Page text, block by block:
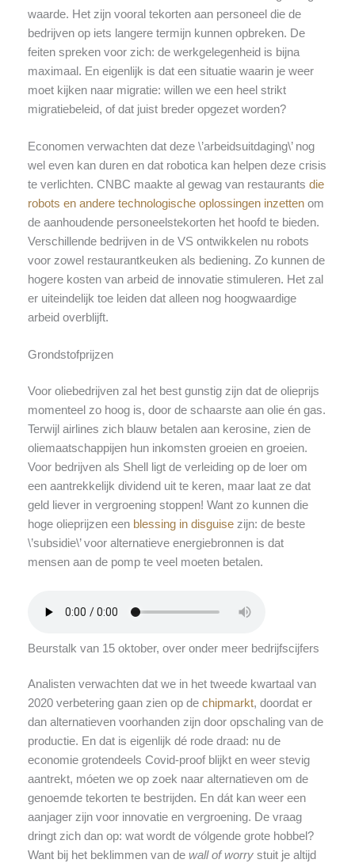
waarde. Het zijn vooral tekorten aan personeel die de
bedrijven op iets langere termijn kunnen opbreken. De
feiten spreken voor zich: de werkgelegenheid is bijna
maximaal. En eigenlijk is dat een situatie waarin je weer
moet kijken naar migratie: willen we een heel strikt
migratiebeleid, of dat juist breder opgezet worden?
Economen verwachten dat deze \’arbeidsuitdaging\’ nog
wel even kan duren en dat robotica kan helpen deze crisis
te verlichten. CNBC maakte al gewag van restaurants die
robots en andere technologische oplossingen inzettenom
de aanhoudende personeelstekorten het hoofd te bieden.
Verschillende bedrijven in de VS ontwikkelen nu robots
voor zowel restaurantkeuken als bediening. Zo kunnen de
hogere kosten van arbeid de innovatie stimuleren. Het zal
er uiteindelijk toe leiden dat alleen nog hoogwaardige
arbeid overblijft.
Grondstofprijzen
Voor oliebedrijven zal het best gunstig zijn dat de olieprijs
momenteel zo hoog is, door de schaarste aan olie én gas.
Terwijl airlines zich blauw betalen aan kerosine, zien de
oliemaatschappijen hun inkomsten groeien en groeien.
Voor bedrijven als Shell ligt de verleiding op de loer om
een aantrekkelijk dividend uit te keren, maar laat ze dat
geld liever in vergroening stoppen! Want zo kunnen die
hoge olieprijzen een blessing in disguisezijn: de beste
\’subsidie\’ voor alternatieve energiebronnen is dat
mensen aan de pomp te veel moeten betalen.
Beurstalk van 15 oktober, over onder meer bedrijfscijfers
Analisten verwachten dat we in het tweede kwartaal van
2020 verbetering gaan zien op de chipmarkt, doordat er
dan alternatieven voorhanden zijn door opschaling van de
productie. En dat is eigenlijk dé rode draad: nu de
economie grotendeels Covid-proof blijkt en weer stevig
aantrekt, móeten we op zoek naar alternatieven om de
genoemde tekorten te bestrijden. En dát kan weer een
aanjager zijn voor innovatie en vergroening. De vraag
dringt zich dan op: wat wordt de vólgende grote hobbel?
Want bij het beklimmen van de wall of worrystuit je altijd